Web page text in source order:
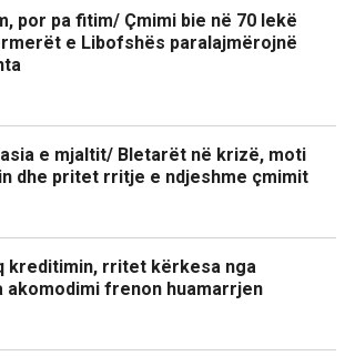
por pa fitim/ Çmimi bie në 70 lekë
e Libofshës paralajmërojnë
e mjaltit/ Bletarët në krizë, moti
dhe pritet rritje e ndjeshme çmimit
kreditimin, rritet kërkesa nga
akomodimi frenon huamarrjen